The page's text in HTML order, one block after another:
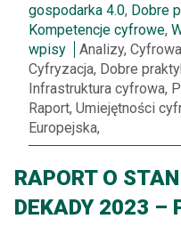
gospodarka 4.0, Dobre
Kompetencje cyfrowe,
wpisy
Analizy,
Cyfryzacja, Dobre
Infrastruktura cyfrowa,
Raport, Umiejętności
Europejska,
RAPORT O
DEKADY 2023 –